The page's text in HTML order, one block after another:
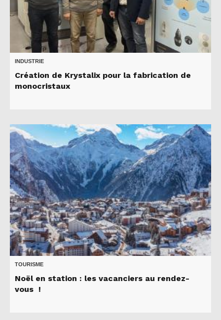
INDUSTRIE
Création de Krystalix pour la fabrication de
monocristaux
TOURISME
Noël en station : les vacanciers au rendez-
vous !